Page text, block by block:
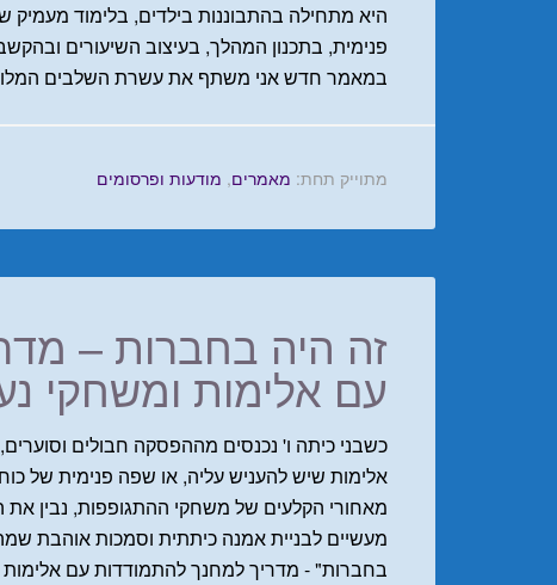
היא מתחילה בהתבוננות בילדים, בלימוד
פנימית, בתכנון המהלך, בעיצוב השיעורים
במאמר חדש אני משתף את עשרת השלבים
מתוייק תחת: מאמרים, מודעות ופרסומים
זה היה בחברות –
עם אלימות ומשחקי
כשבני כיתה ו' נכנסים מההפסקה חבולים
אלימות שיש להעניש עליה, או שפה פנימית של
מאחורי הקלעים של משחקי ההתגופפות, נבין את
מעשיים לבניית אמנה כיתתית וסמכות אוהבת
בחברות" - מדריך למחנך להתמודדות עם